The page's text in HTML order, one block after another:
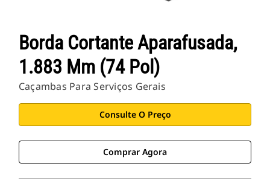
Borda Cortante Aparafusada,
1.883 Mm (74 Pol)
Caçambas Para Serviços Gerais
Consulte O Preço
Comprar Agora